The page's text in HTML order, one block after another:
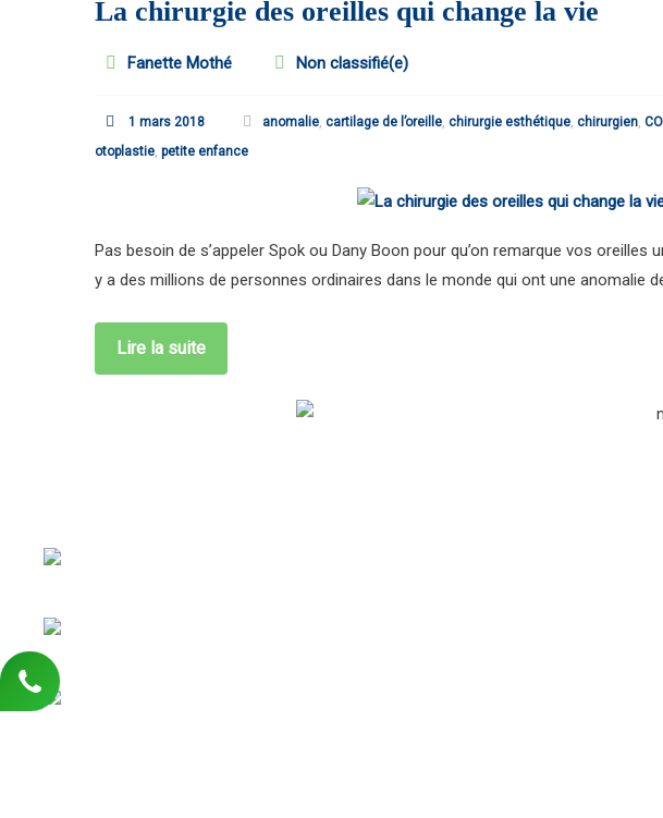
La chirurgie des oreilles qui change la vie
Fanette Mothé Non classifié(e)
1 mars 2018 anomalie, cartilage de l’oreille, chirurgie esthétique, chirurgien,
otoplastie, petite enfance
Pas besoin de s’appeler Spok ou Dany Boon pour qu’on remarque vos oreilles
y a des millions de personnes ordinaires dans le monde qui ont une anomalie
Lire la suite